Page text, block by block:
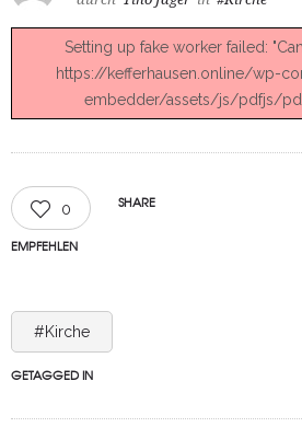
Setting up fake worker failed:
https://kefferhausen.online/wp-
embedder/assets/js/pdfjs/
0
EMPFEHLEN
SHARE
#Kirche
GETAGGED IN